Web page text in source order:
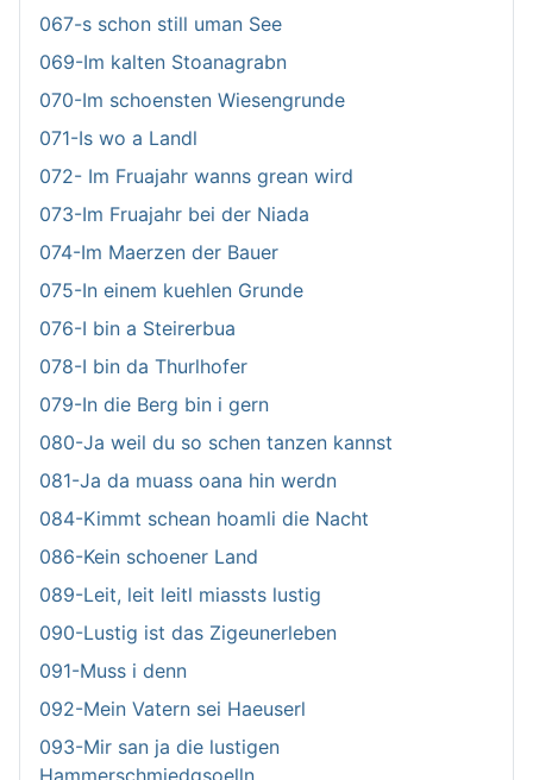
067-s schon still uman See
069-Im kalten Stoanagrabn
070-Im schoensten Wiesengrunde
071-Is wo a Landl
072- Im Fruajahr wanns grean wird
073-Im Fruajahr bei der Niada
074-Im Maerzen der Bauer
075-In einem kuehlen Grunde
076-I bin a Steirerbua
078-I bin da Thurlhofer
079-In die Berg bin i gern
080-Ja weil du so schen tanzen kannst
081-Ja da muass oana hin werdn
084-Kimmt schean hoamli die Nacht
086-Kein schoener Land
089-Leit, leit leitl miassts lustig
090-Lustig ist das Zigeunerleben
091-Muss i denn
092-Mein Vatern sei Haeuserl
093-Mir san ja die lustigen